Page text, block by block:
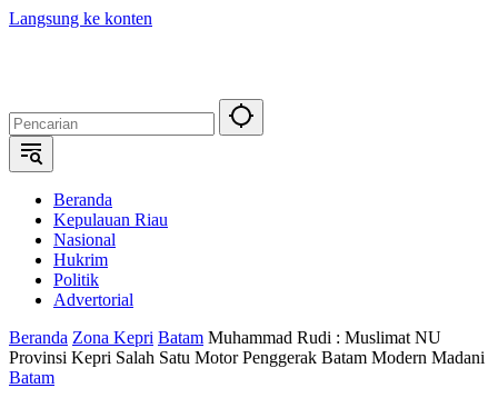
Langsung ke konten
Beranda
Kepulauan Riau
Nasional
Hukrim
Politik
Advertorial
Beranda Zona Kepri Batam Muhammad Rudi : Muslimat NU
Provinsi Kepri Salah Satu Motor Penggerak Batam Modern Madani
Batam